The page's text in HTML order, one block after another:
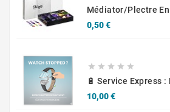
0,50 €Prix
    
10,00 €Prix